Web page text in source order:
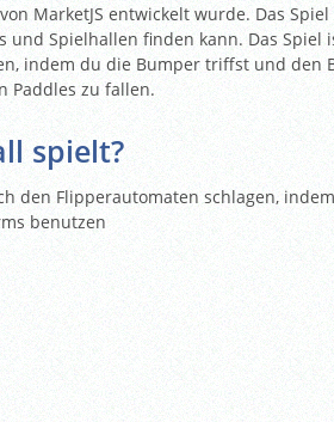
MarketJS entwickelt wurde. Das
und Spielhallen finden kann. Das Spiel
indem du die Bumper triffst und den
Paddles zu fallen.
spielt?
den Flipperautomaten schlagen,
benutzen